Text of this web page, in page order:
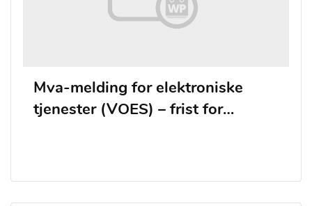
Mva-melding for elektroniske
tjenester (VOES) – frist for